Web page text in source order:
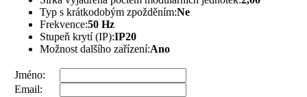
Typ s krátkodobým zpožděním:Ne
Frekvence:50 Hz
Stupeň krytí (IP):IP20
Možnost dalšího zařízení:Ano
Jméno:
Email: